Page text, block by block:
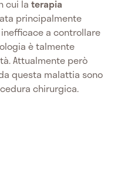
cui la terapia
principalmente
a controllare
è talmente
Attualmente però
questa malattia sono
chirurgica.